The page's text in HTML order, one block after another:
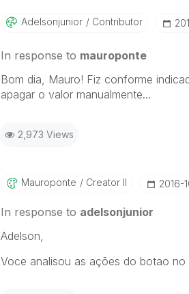
Adelsonjunior Contributor
In response to mauroponte
Bom dia, Mauro! Fiz conforme
apagar o valor manualmente...
2,973 Views
Mauroponte Creator II ‎2016-
In response to adelsonjunior
Adelson,
Voce analisou as ações do botao no